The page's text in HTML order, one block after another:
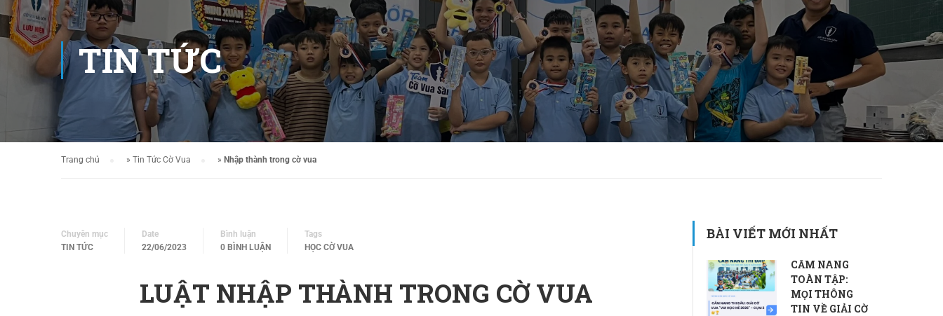
TIN TỨC
Trang chủ » Tin Tức Cờ Vua » Nhập thành trong cờ vua
Chuyên mục
TIN TỨC
Date
22/06/2023
Bình luận
0 BÌNH LUẬN
Tags
HỌC CỜ VUA
LUẬT NHẬP THÀNH TRONG CỜ VUA
BÀI VIẾT MỚI NHẤT
CẨM NANG
TOÀN TẬP:
MỌI THÔNG
TIN VỀ GIẢI CỜ